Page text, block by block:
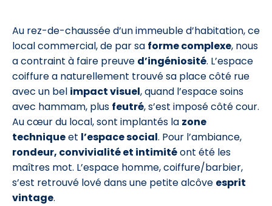
Au rez-de-chaussée d’un immeuble d’habitation, ce
local commercial, de par sa forme complexe, nous
a contraint à faire preuve d’ingéniosité. L’espace
coiffure a naturellement trouvé sa place côté rue
avec un bel impact visuel, quand l’espace soins
avec hammam, plus feutré, s’est imposé côté cour.
Au cœur du local, sont implantés la zone
techniqueet l’espace social. Pour l’ambiance,
rondeur, convivialité et intimitéont été les
maîtres mot. L’espace homme, coiffure/barbier,
s’est retrouvé lové dans une petite alcôve esprit
vintage.